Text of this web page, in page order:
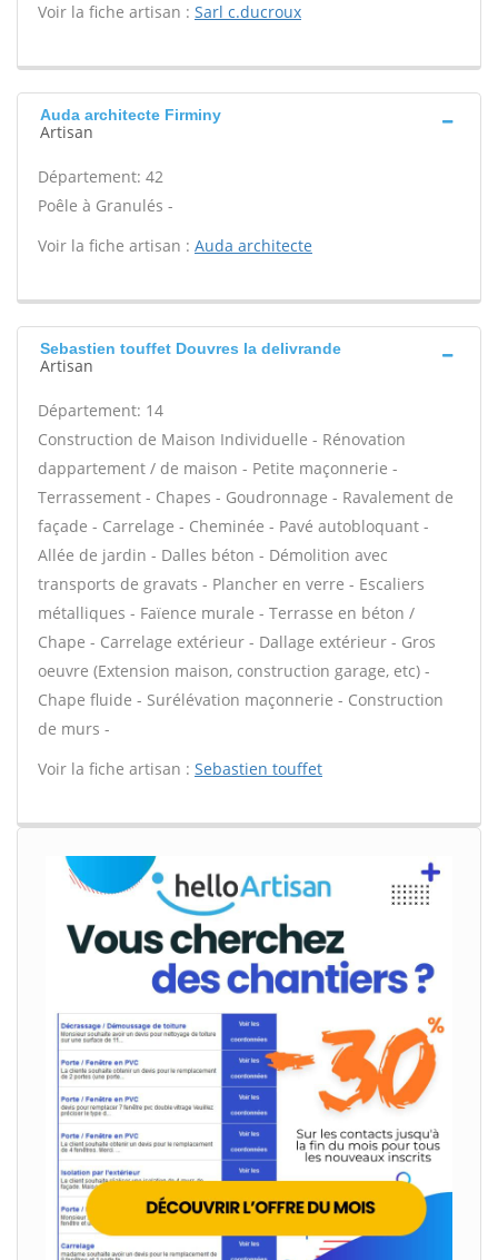
Voir la fiche artisan : Sarl c.ducroux
Auda architecte Firminy
Artisan
Département: 42
Poêle à Granulés -
Voir la fiche artisan : Auda architecte
Sebastien touffet Douvres la delivrande
Artisan
Département: 14
Construction de Maison Individuelle - Rénovation
dappartement / de maison - Petite maçonnerie -
Terrassement - Chapes - Goudronnage - Ravalement de
façade - Carrelage - Cheminée - Pavé autobloquant -
Allée de jardin - Dalles béton - Démolition avec
transports de gravats - Plancher en verre - Escaliers
métalliques - Faïence murale - Terrasse en béton /
Chape - Carrelage extérieur - Dallage extérieur - Gros
oeuvre (Extension maison, construction garage, etc) -
Chape fluide - Surélévation maçonnerie - Construction
de murs -
Voir la fiche artisan : Sebastien touffet